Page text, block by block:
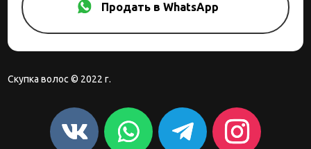
Продать в WhatsApp
Скупка волос © 2022 г.